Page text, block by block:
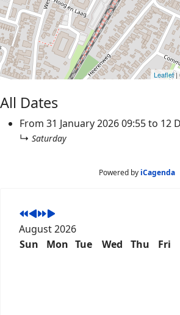
Leaflet|
All Dates
From 31 January 202609:55to 12
↳ Saturday
Powered by iCagenda
August 2026
Sun
Mon Tue Wed Thu Fri